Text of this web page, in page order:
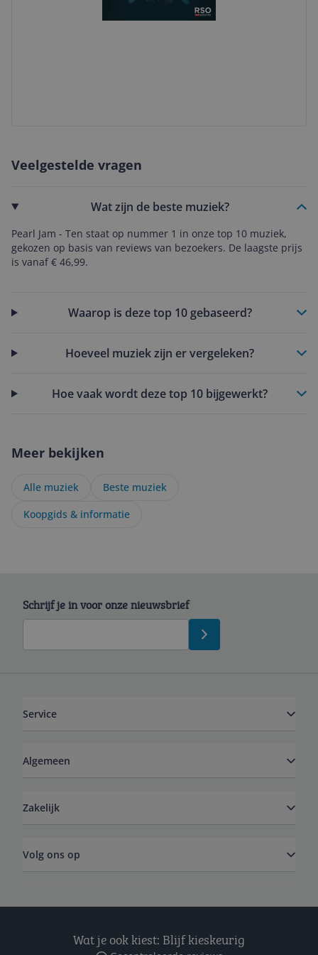
Veelgestelde vragen
Wat zijn de beste muziek?
Pearl Jam - Ten staat op nummer 1 in onze top 10 muziek,
gekozen op basis van reviews van bezoekers. De laagste prijs
is vanaf € 46,99.
Waarop is deze top 10 gebaseerd?
Hoeveel muziek zijn er vergeleken?
Hoe vaak wordt deze top 10 bijgewerkt?
Meer bekijken
Alle muziek
Beste muziek
Koopgids & informatie
Schrijf je in voor onze nieuwsbrief
Service
Algemeen
Zakelijk
Volg ons op
Wat je ook kiest: Blijf kieskeurig